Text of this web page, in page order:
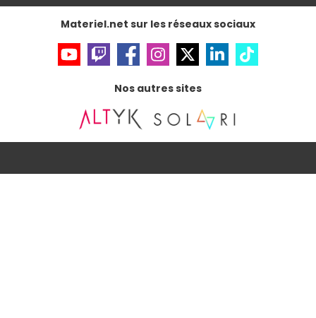
Accessibilité : non conforme
Materiel.net sur les réseaux sociaux
Nos autres sites